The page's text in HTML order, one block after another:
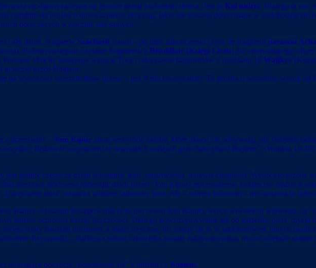
modlitwa zaczyna się jeszcze przed zachodem słońca. Jest to Kol nidrei. Dlatego ta noc
znajduje się prośba o unieważnienie przysiąg, jakie nie zostaną dotrzymane w
dotyczących wyłącznie nas samych.
cały dzień. Najpierw Szacharit (rano) – po jego zakończeniu czyta się fragment paraszat
Poźniej następuje czytanie fragmentu z Bemidbar (Księgi Liczb) 28, omawiającego
Podczas Minchy następuje wyjęcie Tory i odczytanie fragmentów z rozdziału 18 Wajikry
ucieczki przed Bogiem.
na wysokości wierzchołków drzew – jest Neila (zamykanie). To prośba o pomyślny wyrok od
przeciwnie – Jom Kipur znosi wszystkie żałoby, które akurat się odbywają), ale świętem
Będziecie oczyszczeni ze wszystkich waszych grzechów przed Bogiem”. (Wajikra
jest jednak często za dzień skupienia, lęku, umartwienia, a nawet cierpienia. Wynika to przede
miesiąca siódmego (dziesiąty dzień tiszrei: Jom Kipur) zgromadzenie świąteczne będzie u
Udręczanie dusz” oznacza właśnie całkowity post. Ale – wbrew pozorom – nie oznacza to
analizy własnego postępowania (a to jest celem Jom Kipur), wręcz wiwisekcji własnego
bariera ochronna naszej fizyczności. Dlatego powstrzymywanie się od jedzenia, picia,
istoty bardziej duchowe, a mniej fizyczne, niż dzieje się to w jakichkolwiek innych
fizyczności – duchowa strona człowieka zostaje zaktywizowana, ma on większe szanse
dojmujące poczucie “pogodzenie się” z ludźmi i z Bogiem.